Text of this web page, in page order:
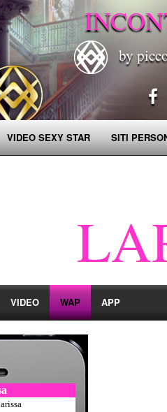
by
VIDEO SEXY STAR SITI
VIDEO WAP APP